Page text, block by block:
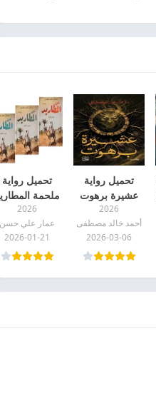
تحميل رواية
عشيرة برهوت
pdf
2026
أحمد خالد مصطفى
2026-03-06
تحميل رواية
ملحمة
pdf
2026
عمار علي حسن
2026-01-21